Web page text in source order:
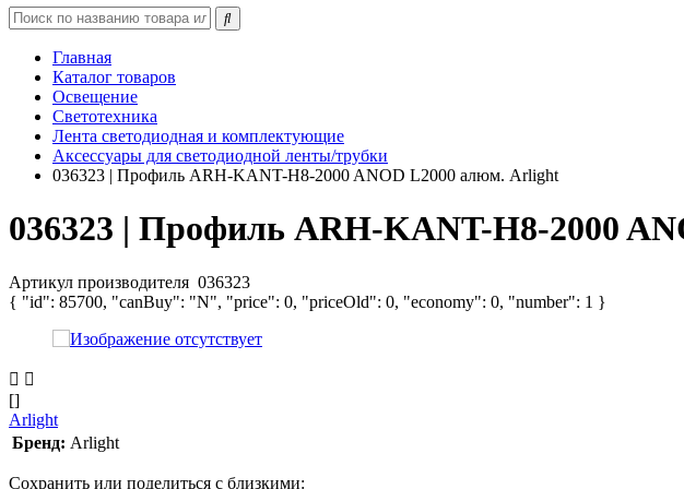
Главная
Каталог товаров
Освещение
Светотехника
Лента светодиодная и комплектующие
Аксессуары для светодиодной ленты/трубки
036323 | Профиль ARH-KANT-H8-2000 ANOD L2000 алюм. Arlight
036323 | Профиль ARH-KANT-H8-2000
Артикул производителя 036323
{ "id": 85700, "canBuy": "N", "price": 0, "priceOld": 0, "economy": 0, "number": 1 }
[]
Arlight
Бренд: Arlight
Сохранить или поделиться с близкими: